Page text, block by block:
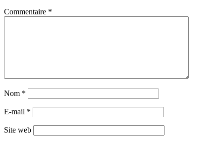
Commentaire *
Nom *
E-mail *
Site web